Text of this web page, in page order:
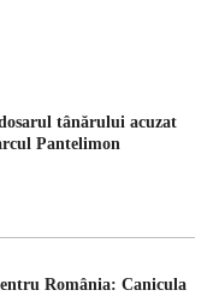
tânărului acuzat
Pantelimon
România: Canicula